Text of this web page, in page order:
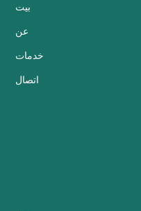
بيت
عن
خدمات
اتصال